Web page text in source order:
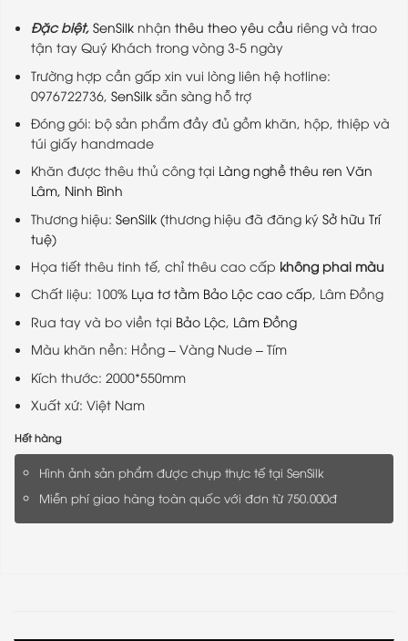
Đặc biệt, SenSilk nhậnthêu theo yêu cầu riêng và trao
tận tay Quý Khách trong vòng 3-5 ngày
Trường hợp cần gấp xin vui lòng liên hệ hotline:
0976722736,SenSilk sẵn sàng hỗ trợ
Đóng gói: bộ sản phẩm đầy đủ gồm khăn, hộp, thiệp và
túi giấy handmade
Khăn được thêu thủ công tại Làng nghề thêu ren Văn
Lâm, Ninh Bình
Thương hiệu:SenSilk (thương hiệu đã đăng kýSở hữu Trí
tuệ)
Họa tiết thêu tinh tế, chỉ thêu cao cấp không phai màu
Chất liệu: 100% Lụa tơ tằm Bảo Lộc cao cấp, Lâm Đồng
Rua tay và bo viền tại Bảo Lộc, Lâm Đồng
Màu khăn nền: Hồng – Vàng Nude – Tím
Kích thước: 2000*550mm
Xuất xứ: Việt Nam
Hết hàng
Hình ảnh sản phẩm được chụp thực tế tại SenSilk
Miễn phí giao hàng toàn quốc với đơn từ 750.000đ